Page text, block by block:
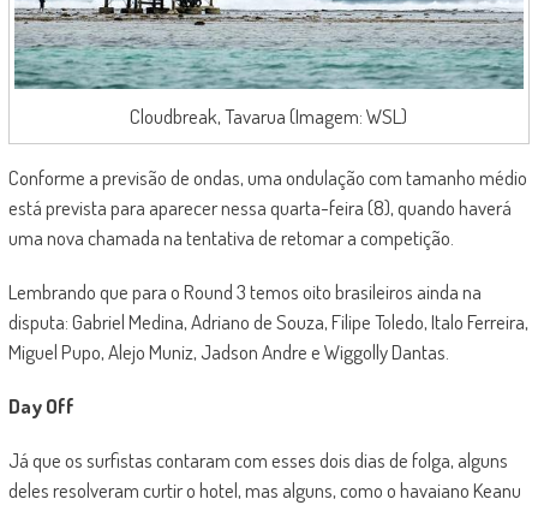
Cloudbreak, Tavarua (Imagem: WSL)
Conforme a previsão de ondas, uma ondulação com tamanho médio
está prevista para aparecer nessa quarta-feira (8), quando haverá
uma nova chamada na tentativa de retomar a competição.
Lembrando que para o Round 3 temos oito brasileiros ainda na
disputa: Gabriel Medina, Adriano de Souza, Filipe Toledo, Italo Ferreira,
Miguel Pupo, Alejo Muniz, Jadson Andre e Wiggolly Dantas.
Day Off
Já que os surfistas contaram com esses dois dias de folga, alguns
deles resolveram curtir o hotel, mas alguns, como o havaiano Keanu